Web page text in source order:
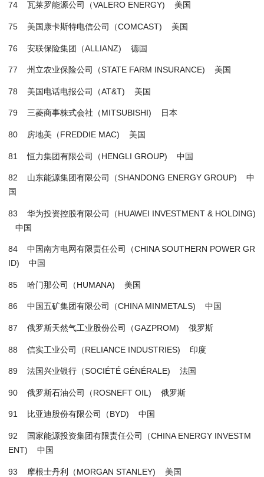
74 瓦莱罗能源公司（VALERO ENERGY) 美国
75 美国康卡斯特电信公司（COMCAST) 美国
76 安联保险集团（ALLIANZ) 德国
77 州立农业保险公司（STATE FARM INSURANCE) 美国
78 美国电话电报公司（AT&T) 美国
79 三菱商事株式会社（MITSUBISHI) 日本
80 房地美（FREDDIE MAC) 美国
81 恒力集团有限公司（HENGLI GROUP) 中国
82 山东能源集团有限公司（SHANDONG ENERGY GROUP) 中
国
83 华为投资控股有限公司（HUAWEI INVESTMENT & HOLDING)
中国
84 中国南方电网有限责任公司（CHINA SOUTHERN POWER GR
ID) 中国
85 哈门那公司（HUMANA) 美国
86 中国五矿集团有限公司（CHINA MINMETALS) 中国
87 俄罗斯天然气工业股份公司（GAZPROM) 俄罗斯
88 信实工业公司（RELIANCE INDUSTRIES) 印度
89 法国兴业银行（SOCIÉTÉ GÉNÉRALE) 法国
90 俄罗斯石油公司（ROSNEFT OIL) 俄罗斯
91 比亚迪股份有限公司（BYD) 中国
92 国家能源投资集团有限责任公司（CHINA ENERGY INVESTM
ENT) 中国
93 摩根士丹利（MORGAN STANLEY) 美国